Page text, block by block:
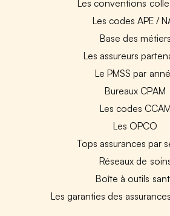
Les conventions
Les codes APE /
Base des métiers
Les assureurs
Le PMSS par
Bureaux CPAM
Les codes CCAM
Les OPCO
Tops assurances par
Réseaux de
Boîte à outils
Les garanties des